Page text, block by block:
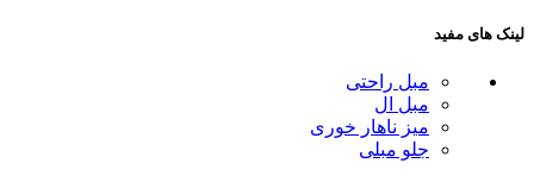
لینک های مفید
مبل راحتی
مبل ال
میز ناهار خوری
جلو مبلی